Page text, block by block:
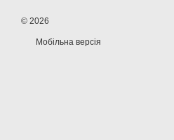
© 2026
Мобільна версія